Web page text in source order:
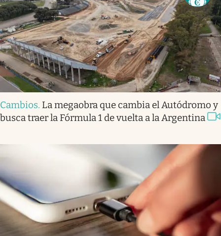
Cambios. La megaobra que cambia el Autódromo y
busca traer la Fórmula 1 de vuelta a la Argentina